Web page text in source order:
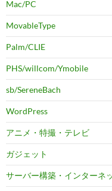
Mac/PC
MovableType
Palm/CLIE
PHS/willcom/Ymobile
sb/SereneBach
WordPress
アニメ・特撮・テレビ
ガジェット
サーバー構築・インターネ